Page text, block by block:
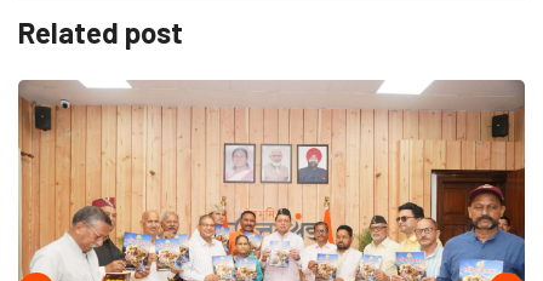
Related post